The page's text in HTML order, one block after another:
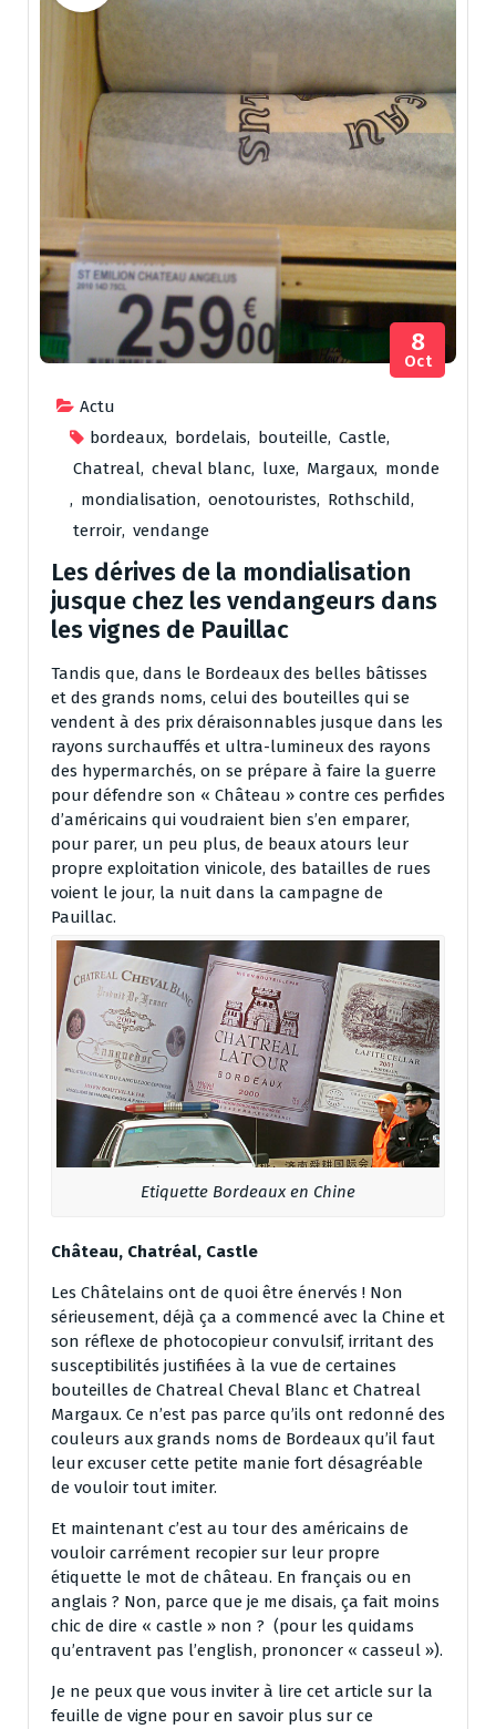
Actu
bordeaux, bordelais, bouteille, Castle,
Chatreal, cheval blanc, luxe, Margaux, monde
, mondialisation, oenotouristes, Rothschild,
terroir, vendange
8
Oct
Les dérives de la mondialisation
jusque chez les vendangeurs dans
les vignes de Pauillac
Tandis que, dans le Bordeaux des belles bâtisses
et des grands noms, celui des bouteilles qui se
vendent à des prix déraisonnables jusque dans les
rayons surchauffés et ultra-lumineux des rayons
des hypermarchés, on se prépare à faire la guerre
pour défendre son « Château » contre ces perfides
d’américains qui voudraient bien s’en emparer,
pour parer, un peu plus, de beaux atours leur
propre exploitation vinicole, des batailles de rues
voient le jour, la nuit dans la campagne de
Pauillac.
Etiquette Bordeaux en Chine
Château, Chatréal, Castle
Les Châtelains ont de quoi être énervés ! Non
sérieusement, déjà ça a commencé avec la Chine et
son réflexe de photocopieur convulsif, irritant des
susceptibilités justifiées à la vue de certaines
bouteilles de Chatreal Cheval Blanc et Chatreal
Margaux. Ce n’est pas parce qu’ils ont redonné des
couleurs aux grands noms de Bordeaux qu’il faut
leur excuser cette petite manie fort désagréable
de vouloir tout imiter.
Et maintenant c’est au tour des américains de
vouloir carrément recopier sur leur propre
étiquette le mot de château. En français ou en
anglais ? Non, parce que je me disais, ça fait moins
chic de dire « castle » non ? (pour les quidams
qu’entravent pas l’english, prononcer « casseul »).
Je ne peux que vous inviter à lire cet article sur la
feuille de vigne pour en savoir plus sur ce